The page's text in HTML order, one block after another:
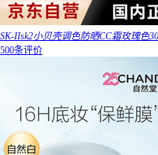
SK-IIsk2小贝壳调色防晒CC霜玫瑰色
500条评价